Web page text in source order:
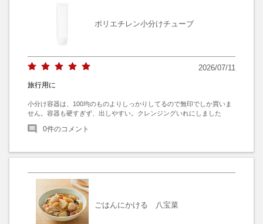
ポリエチレン小分けチューブ
2026/07/11
旅行用に
小分け容器は、100均のものよりしっかりしてるので無印でしか買いま
せん。容器も硬すぎず、出しやすい。クレンジングいれにしました
0件のコメント
ごはんにかける 八宝菜